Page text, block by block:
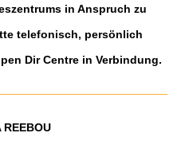
in Anspruch zu
telefonisch, persönlich
Dir Centre in Verbindung.
REEBOU